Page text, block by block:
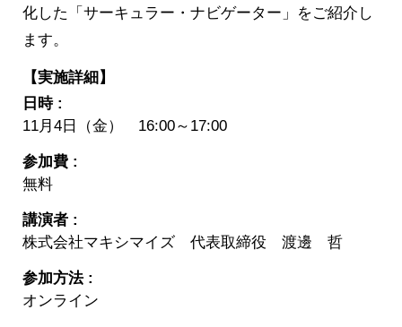
化した「サーキュラー・ナビゲーター」をご紹介し
ます。
【実施詳細】
日時 :
11月4日（金） 16:00～17:00
参加費 :
無料
講演者 :
株式会社マキシマイズ 代表取締役 渡邊 哲
参加方法 :
オンライン